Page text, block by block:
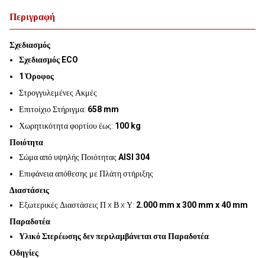
Περιγραφή
Σχεδιασμός
Σχεδιασμός ECO
1 Όροφος
Στρογγυλεμένες Ακμές
Επιτοίχιο Στήριγμα: 658 mm
Χωρητικότητα φορτίου έως: 100 kg
Ποιότητα
Σώμα από υψηλής Ποιότητας AISI 304
Επιφάνεια απόθεσης με Πλάτη στήριξης
Διαστάσεις
Εξωτερικές Διαστάσεις Π x Β x Υ: 2.000 mm x 300 mm x 40 mm
Παραδοτέα
Υλικό Στερέωσης δεν περιλαμβάνεται στα Παραδοτέα
Οδηγίες